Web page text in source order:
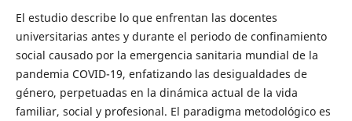
El estudio describe lo que enfrentan las docentes
universitarias antes y durante el periodo de confinamiento
social causado por la emergencia sanitaria mundial de la
pandemia COVID-19, enfatizando las desigualdades de
género, perpetuadas en la dinámica actual de la vida
familiar, social y profesional. El paradigma metodológico es